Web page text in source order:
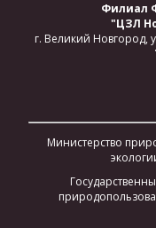
Филиал
"ЦЗЛ
г. Великий Новгород,
Министерство